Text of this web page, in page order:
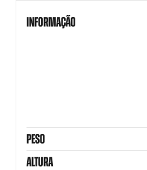
INFORMAÇÃO
PESO
ALTURA